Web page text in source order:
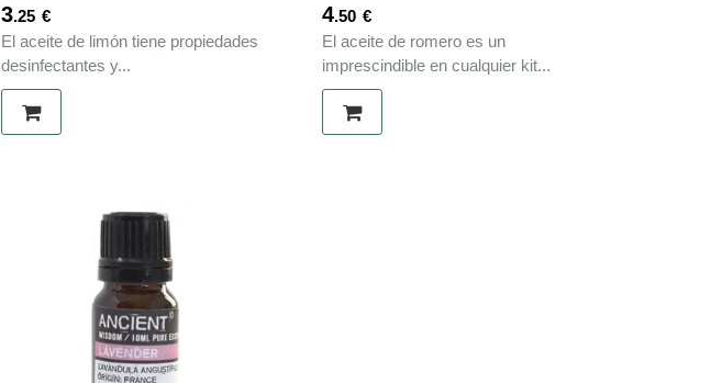
3.25 €
El aceite de limón tiene propiedades
desinfectantes y...
4.50 €
El aceite de romero es un
imprescindible en cualquier kit...